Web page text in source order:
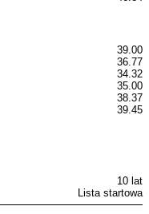
39.00
36.77
34.32
35.00
38.37
39.45
10 lat
Lista startowa